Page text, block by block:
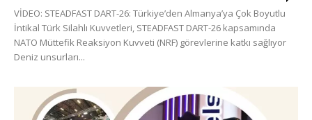
VİDEO: STEADFAST DART-26: Türkiye’den Almanya’ya Çok Boyutlu
İntikal Türk Silahlı Kuvvetleri, STEADFAST DART-26 kapsamında
NATO Müttefik Reaksiyon Kuvveti (NRF) görevlerine katkı sağlıyor
Deniz unsurları...